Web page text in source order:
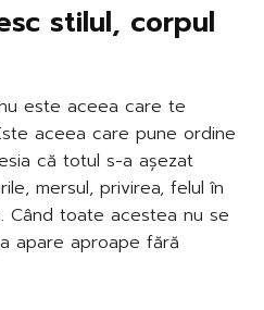
stilul, corpul
este aceea care te
aceea care pune ordine
că totul s-a așezat
mersul, privirea, felul în
Când toate acestea nu se
apare aproape fără